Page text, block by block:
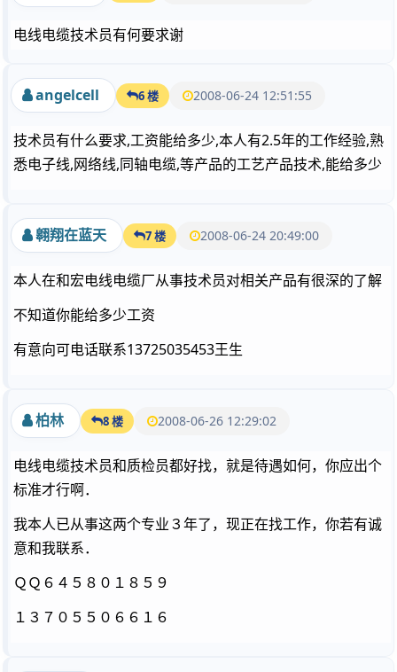
电线电缆技术员有何要求谢
angelcell 6 楼 2008-06-24 12:51:55
技术员有什么要求,工资能给多少,本人有2.5年的工作经验,熟
悉电子线,网络线,同轴电缆,等产品的工艺产品技术,能给多少
翱翔在蓝天 7 楼 2008-06-24 20:49:00
本人在和宏电线电缆厂从事技术员对相关产品有很深的了解
不知道你能给多少工资
有意向可电话联系13725035453王生
柏林 8 楼 2008-06-26 12:29:02
电线电缆技术员和质检员都好找，就是待遇如何，你应出个
标准才行啊．
我本人已从事这两个专业３年了，现正在找工作，你若有诚
意和我联系．
ＱＱ６４５８０１８５９
１３７０５５０６６１６